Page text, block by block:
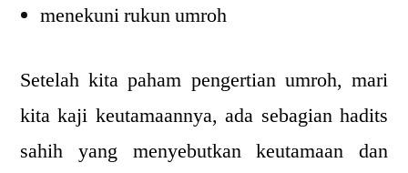
menekuni rukun umroh
Setelah kita paham pengertian umroh, mari
kita kaji keutamaannya, ada sebagian hadits
sahih yang menyebutkan keutamaan dan